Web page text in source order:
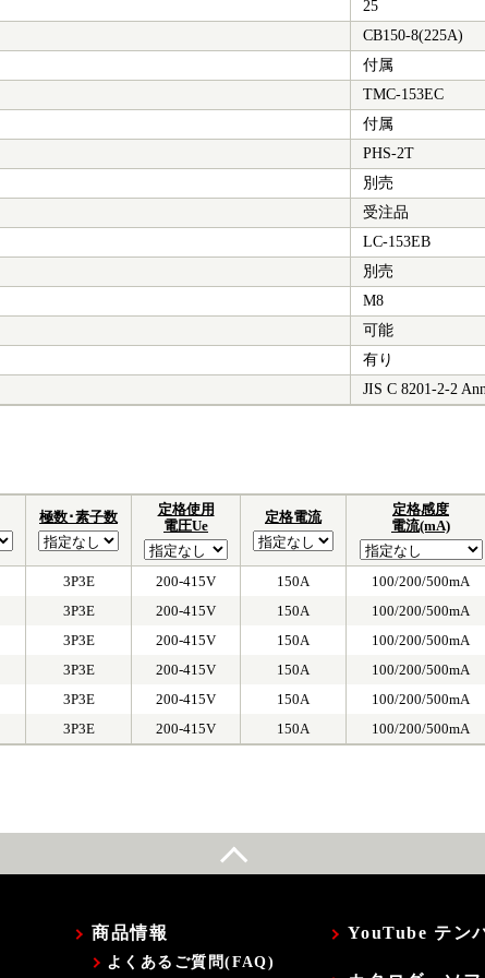
25
CB150-8(225A)
付属
TMC-153EC
付属
PHS-2T
別売
受注品
LC-153EB
別売
M8
可能
有り
JIS C 8201-2-2
極数･素子数
定格使用
電圧Ue
定格電流
定格感度
電流(mA)
3P3E 200-415V 150A
100/200/500mA
3P3E 200-415V 150A
100/200/500mA
3P3E 200-415V 150A
100/200/500mA
3P3E 200-415V 150A
100/200/500mA
3P3E 200-415V 150A
100/200/500mA
3P3E 200-415V 150A 100/200/500mA
商品情報
よくあるご質問(FAQ)
YouTube テン